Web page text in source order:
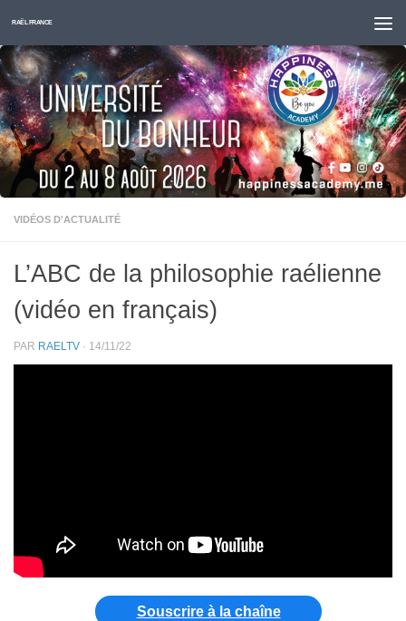
Skip to content
RAËL FRANCE
VIDÉOS D'ACTUALITÉ
L’ABC de la philosophie raélienne
(vidéo en français)
PAR RAELTV · 14/11/22
Souscrire à la chaîne